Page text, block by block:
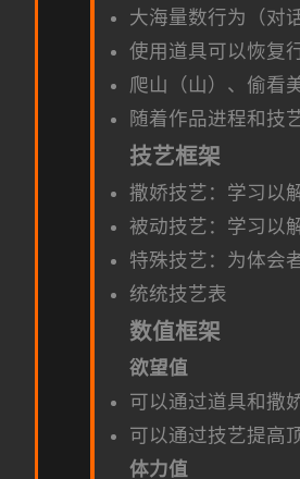
大海量数行为（对
使用道具可以恢复
爬山（山）、偷看
随着作品进程和技
技艺框架
撒娇技艺：学习以
被动技艺：学习以
特殊技艺：为体会
统统技艺表
数值框架
欲望值
可以通过道具和撒
可以通过技艺提高
体力值